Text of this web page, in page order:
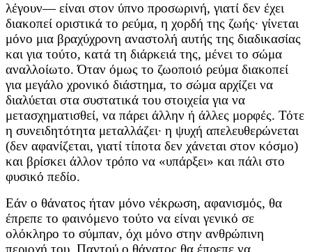
λέγουν— είναι στον ύπνο προσωρινή, γιατί δεν έχει
διακοπεί οριστικά το ρεύμα, η χορδή της ζωής∙ γίνεται
μόνο μια βραχύχρονη αναστολή αυτής της διαδικασίας
και για τούτο, κατά τη διάρκειά της, μένει το σώμα
αναλλοίωτο. Όταν όμως το ζωοποιό ρεύμα διακοπεί
για μεγάλο χρονικό διάστημα, το σώμα αρχίζει να
διαλύεται στα συστατικά του στοιχεία για να
μετασχηματισθεί, να πάρει άλλην ή άλλες μορφές. Τότε
η συνειδητότητα μεταλλάζει∙ η ψυχή απελευθερώνεται
(δεν αφανίζεται, γιατί τίποτα δεν χάνεται στον κόσμο)
και βρίσκει άλλον τρόπο να «υπάρξει» και πάλι στο
φυσικό πεδίο.
Εάν ο θάνατος ήταν μόνο νέκρωση, αφανισμός, θα
έπρεπε το φαινόμενο τούτο να είναι γενικό σε
ολόκληρο το σύμπαν, όχι μόνο στην ανθρώπινη
περιοχή του. Παντού ο θάνατος θα έπρεπε να